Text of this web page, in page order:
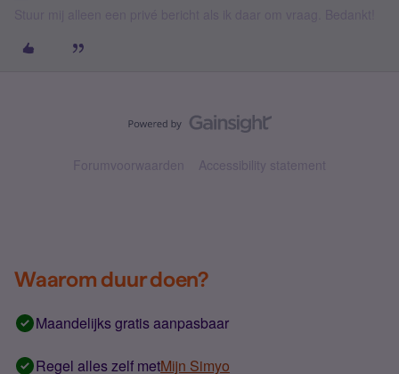
Forumvoorwaarden Accessibility statement
Waarom duur doen?
Maandelijks gratis aanpasbaar
Regel alles zelf metMijn Simyo